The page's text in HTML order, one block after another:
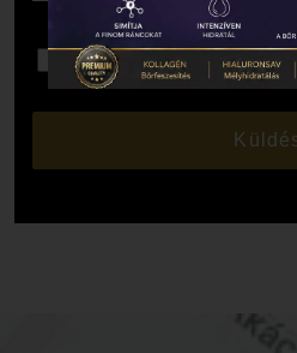
Elolvastam és elfogadom az